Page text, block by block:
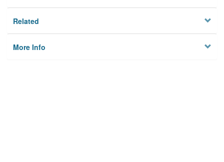
Related
More Info